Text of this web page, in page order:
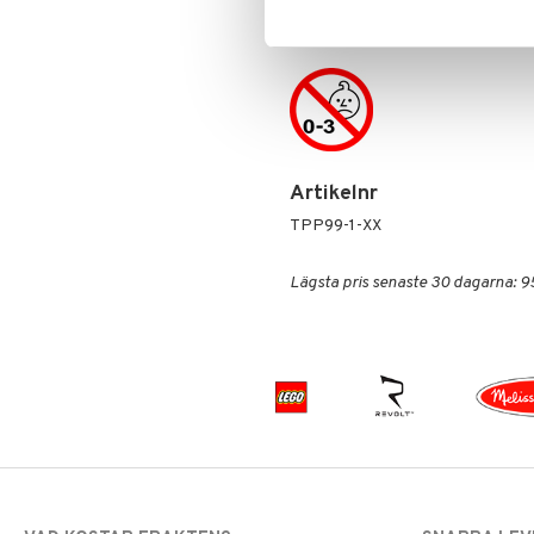
Artikelnr
TPP99-1-XX
Lägsta pris senaste 30 dagarna: